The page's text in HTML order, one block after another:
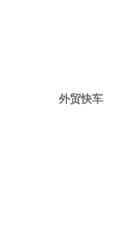
外贸快车